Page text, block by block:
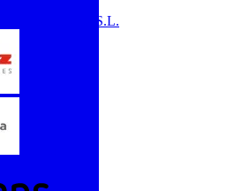
Instruments S.L.